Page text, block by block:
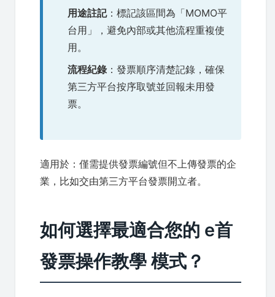
用途註記：標記該區間為「MOMO平
台用」，避免內部或其他流程重複使
用。
流程紀錄：發票順序清楚記錄，確保
第三方平台按序取號並回報未用發
票。
適用於：僅需提供發票編號但不上傳發票的企
業，比如交由第三方平台發票開立者。
如何選擇最適合您的 e首
發票操作教學 模式？